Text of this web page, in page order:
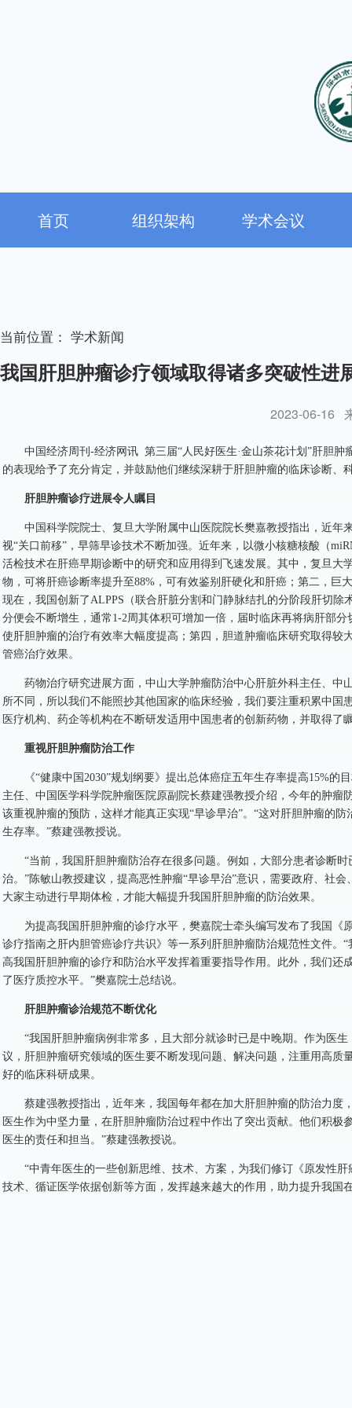
首页 组织架构 学术会议
当前位置： 学术新闻
我国肝胆肿瘤诊疗领域取得诸多突破性进
2023-06-16
中国经济周刊-经济网讯 第三届“人民好医生·金山茶花计划”肝胆
的表现给予了充分肯定，并鼓励他们继续深耕于肝胆肿瘤的临床诊断、
肝胆肿瘤诊疗进展令人瞩目
中国科学院院士、复旦大学附属中山医院院长樊嘉教授指出，近
视“关口前移”，早筛早诊技术不断加强。近年来，以微小核糖核酸（
活检技术在肝癌早期诊断中的研究和应用得到飞速发展。其中，复旦
物，可将肝癌诊断率提升至88%，可有效鉴别肝硬化和肝癌；第二，
现在，我国创新了ALPPS（联合肝脏分割和门静脉结扎的分阶段肝切
分便会不断增生，通常1-2周其体积可增加一倍，届时临床再将病肝部
使肝胆肿瘤的治疗有效率大幅度提高；第四，胆道肿瘤临床研究取得
管癌治疗效果。
药物治疗研究进展方面，中山大学肿瘤防治中心肝脏外科主任、
所不同，所以我们不能照抄其他国家的临床经验，我们要注重积累中
医疗机构、药企等机构在不断研发适用中国患者的创新药物，并取得了
重视肝胆肿瘤防治工作
《“健康中国2030”规划纲要》提出总体癌症五年生存率提高15%
主任、中国医学科学院肿瘤医院原副院长蔡建强教授介绍，今年的肿
该重视肿瘤的预防，这样才能真正实现“早诊早治”。“这对肝胆肿瘤的
生存率。”蔡建强教授说。
“当前，我国肝胆肿瘤防治存在很多问题。例如，大部分患者诊断
治。”陈敏山教授建议，提高恶性肿瘤“早诊早治”意识，需要政府、社
大家主动进行早期体检，才能大幅提升我国肝胆肿瘤的防治效果。
为提高我国肝胆肿瘤的诊疗水平，樊嘉院士牵头编写发布了我国
诊疗指南之肝内胆管癌诊疗共识》等一系列肝胆肿瘤防治规范性文件
高我国肝胆肿瘤的诊疗和防治水平发挥着重要指导作用。此外，我们
了医疗质控水平。”樊嘉院士总结说。
肝胆肿瘤诊治规范不断优化
“我国肝胆肿瘤病例非常多，且大部分就诊时已是中晚期。作为医
议，肝胆肿瘤研究领域的医生要不断发现问题、解决问题，注重用高
好的临床科研成果。
蔡建强教授指出，近年来，我国每年都在加大肝胆肿瘤的防治力
医生作为中坚力量，在肝胆肿瘤防治过程中作出了突出贡献。他们积
医生的责任和担当。”蔡建强教授说。
“中青年医生的一些创新思维、技术、方案，为我们修订《原发性
技术、循证医学依据创新等方面，发挥越来越大的作用，助力提升我国